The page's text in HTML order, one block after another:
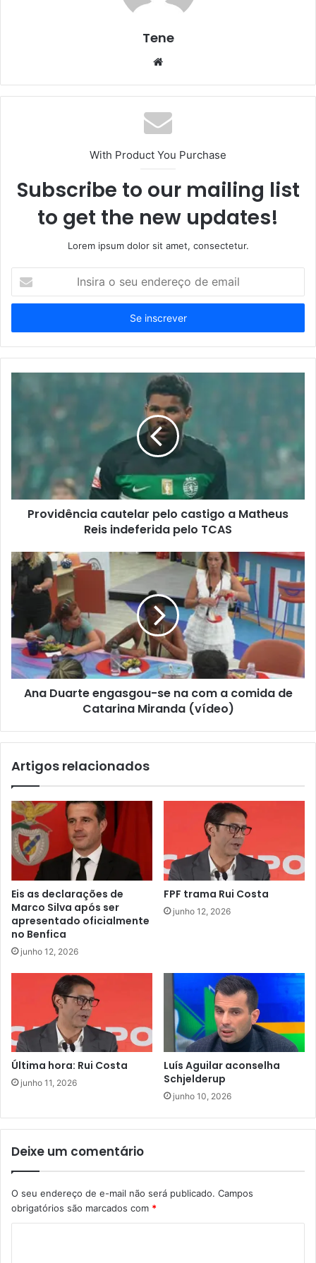
Tene
Website
With Product You Purchase
Subscribe to our mailing list
to get the new updates!
Lorem ipsum dolor sit amet, consectetur.
seu
de
email
Providência cautelar pelo castigo a Matheus
Reis indeferida pelo TCAS
Ana Duarte engasgou-se na com a comida de
Catarina Miranda (vídeo)
Artigos relacionados
Eis as declarações de
Marco Silva após ser
apresentado oficialmente
no Benfica
junho 12, 2026
FPF trama Rui Costa
junho 12, 2026
Última hora: Rui Costa
junho 11, 2026
Luís Aguilar aconselha
Schjelderup
junho 10, 2026
Deixe um comentário
O seu endereço de e-mail não será publicado. Campos
obrigatórios são marcados com *